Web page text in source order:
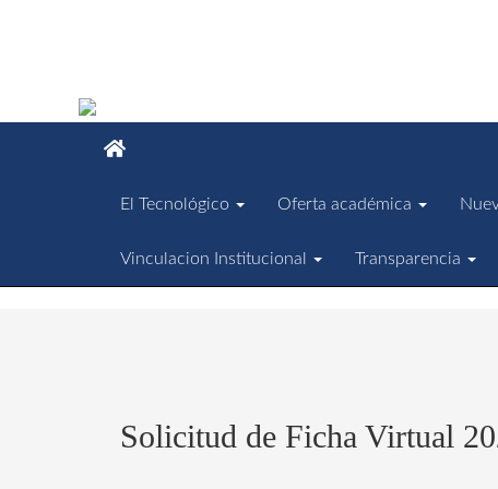
El Tecnológico Oferta académica
Vinculacion Institucional Transparencia
Solicitud de Ficha Virtual